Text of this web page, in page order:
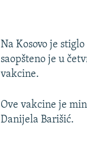
Na Kosovo je
saopšteno je u
vakcine.
Ove vakcine je
Danijela Barišić.